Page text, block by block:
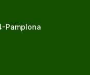
Pamplona